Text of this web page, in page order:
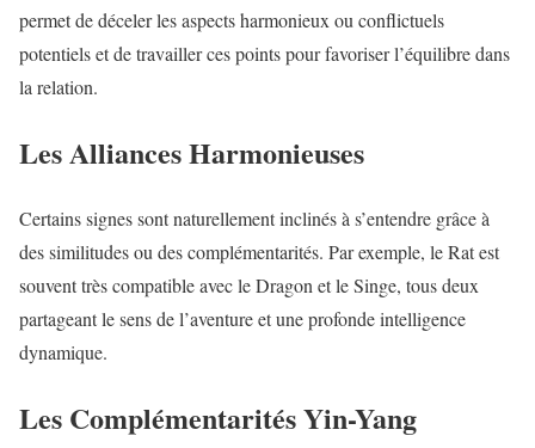
permet de déceler les aspects harmonieux ou conflictuels
potentiels et de travailler ces points pour favoriser l’équilibre dans
la relation.
Les Alliances Harmonieuses
Certains signes sont naturellement inclinés à s’entendre grâce à
des similitudes ou des complémentarités. Par exemple, le Rat est
souvent très compatible avec le Dragon et le Singe, tous deux
partageant le sens de l’aventure et une profonde intelligence
dynamique.
Les Complémentarités Yin-Yang